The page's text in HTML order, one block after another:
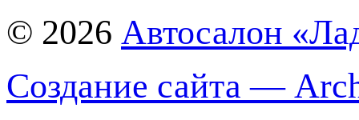
© 2026 Автосалон
Создание сайта —